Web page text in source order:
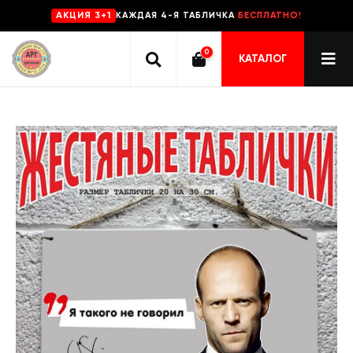
AKЦИЯ 3+1 КАЖДАЯ 4-Я ТАБЛИЧКА БЕСПЛАТНО!
0
КАТАЛОГ